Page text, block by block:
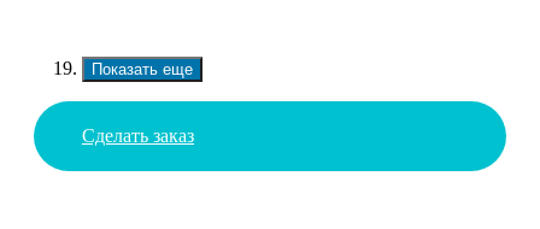
Показать еще
Сделать заказ